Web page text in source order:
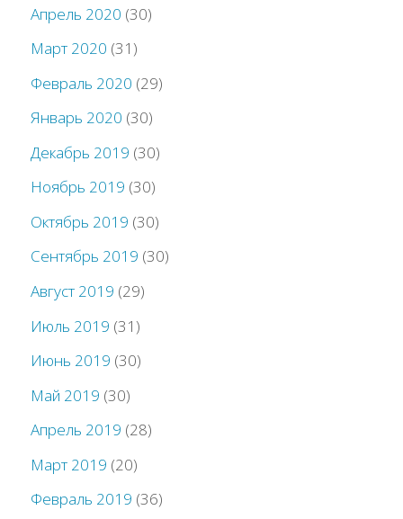
Апрель 2020 (30)
Март 2020 (31)
Февраль 2020 (29)
Январь 2020 (30)
Декабрь 2019 (30)
Ноябрь 2019 (30)
Октябрь 2019 (30)
Сентябрь 2019 (30)
Август 2019 (29)
Июль 2019 (31)
Июнь 2019 (30)
Май 2019 (30)
Апрель 2019 (28)
Март 2019 (20)
Февраль 2019 (36)